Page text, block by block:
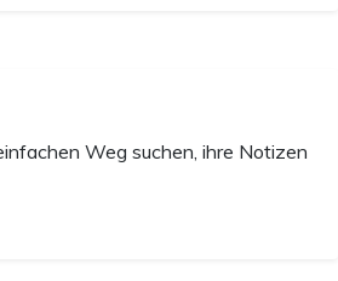
Weg suchen, ihre Notizen